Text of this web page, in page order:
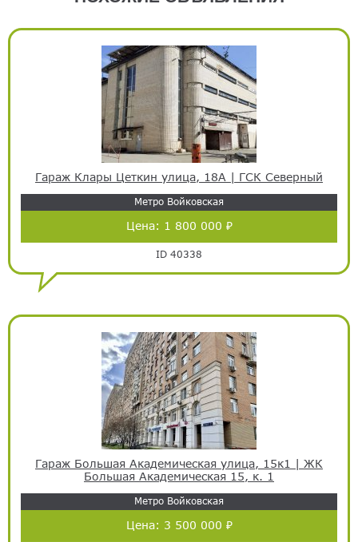
Гараж Клары Цеткин улица, 18А | ГСК Северный
Метро Войковская
Цена: 1 800 000 ₽
ID 40338
Гараж Большая Академическая улица, 15к1 | ЖК
Большая Академическая 15, к. 1
Метро Войковская
Цена: 3 500 000 ₽